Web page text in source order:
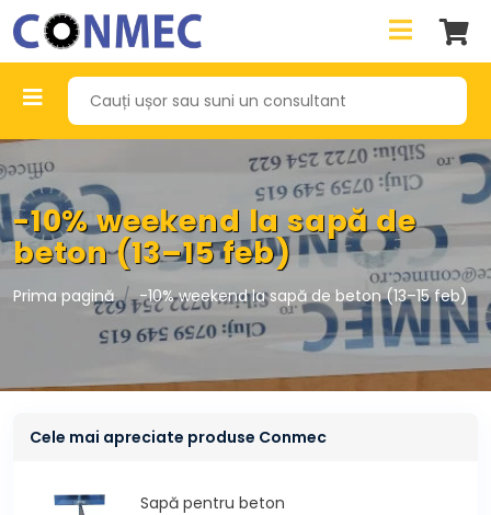
-10% weekend la sapă de
beton (13–15 feb)
Prima pagină -10% weekend la sapă de beton (13–15 feb)
Cele mai apreciate produse Conmec
Sapă pentru beton